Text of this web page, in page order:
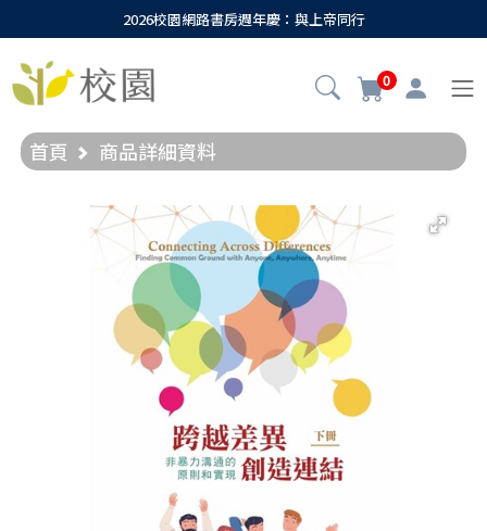
2026校園網路書房週年慶：與上帝同行
0
首頁 商品詳細資料